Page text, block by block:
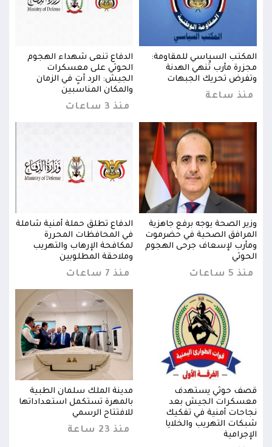
المكتب السياسي للمقاومة:
مجزرة مأرب تُنهي الهدنة
وتفرض تحريك الجبهات
منذ ساعة
الدفاع تنعى شهداء الهجوم
الحوثي على معسكرات
الجيش: الرد آتٍ في الزمان
والمكان المناسبين
منذ 3 ساعات
وزير الصحة يوجه برفع جاهزية
المرافق الصحية في حضرموت
ومأرب لإسعاف جرحى الهجوم
الحوثي
منذ 5 ساعات
الدفاع تطلق حملة أمنية شاملة
في المحافظات المحررة
لمكافحة الإرهاب والتهريب
وملاحقة المطلوبين
منذ 7 ساعات
قصف حوثي يستهدف
معسكرات الجيش بعد
نجاحات أمنية في تفكيك
شبكات التهريب والخلايا
الإجرامية
مدينة الملك سلمان الطبية
بالمهرة تستكمل استعداداتها
للافتتاح الرسمي
منذ 23 ساعة